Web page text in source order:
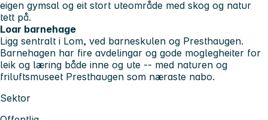
eigen gymsal og eit stort uteområde med skog og natur
tett på.
Loar barnehage
Ligg sentralt i Lom, ved barneskulen og Presthaugen.
Barnehagen har fire avdelingar og gode moglegheiter for
leik og læring både inne og ute -- med naturen og
friluftsmuseet Presthaugen som næraste nabo.
Sektor